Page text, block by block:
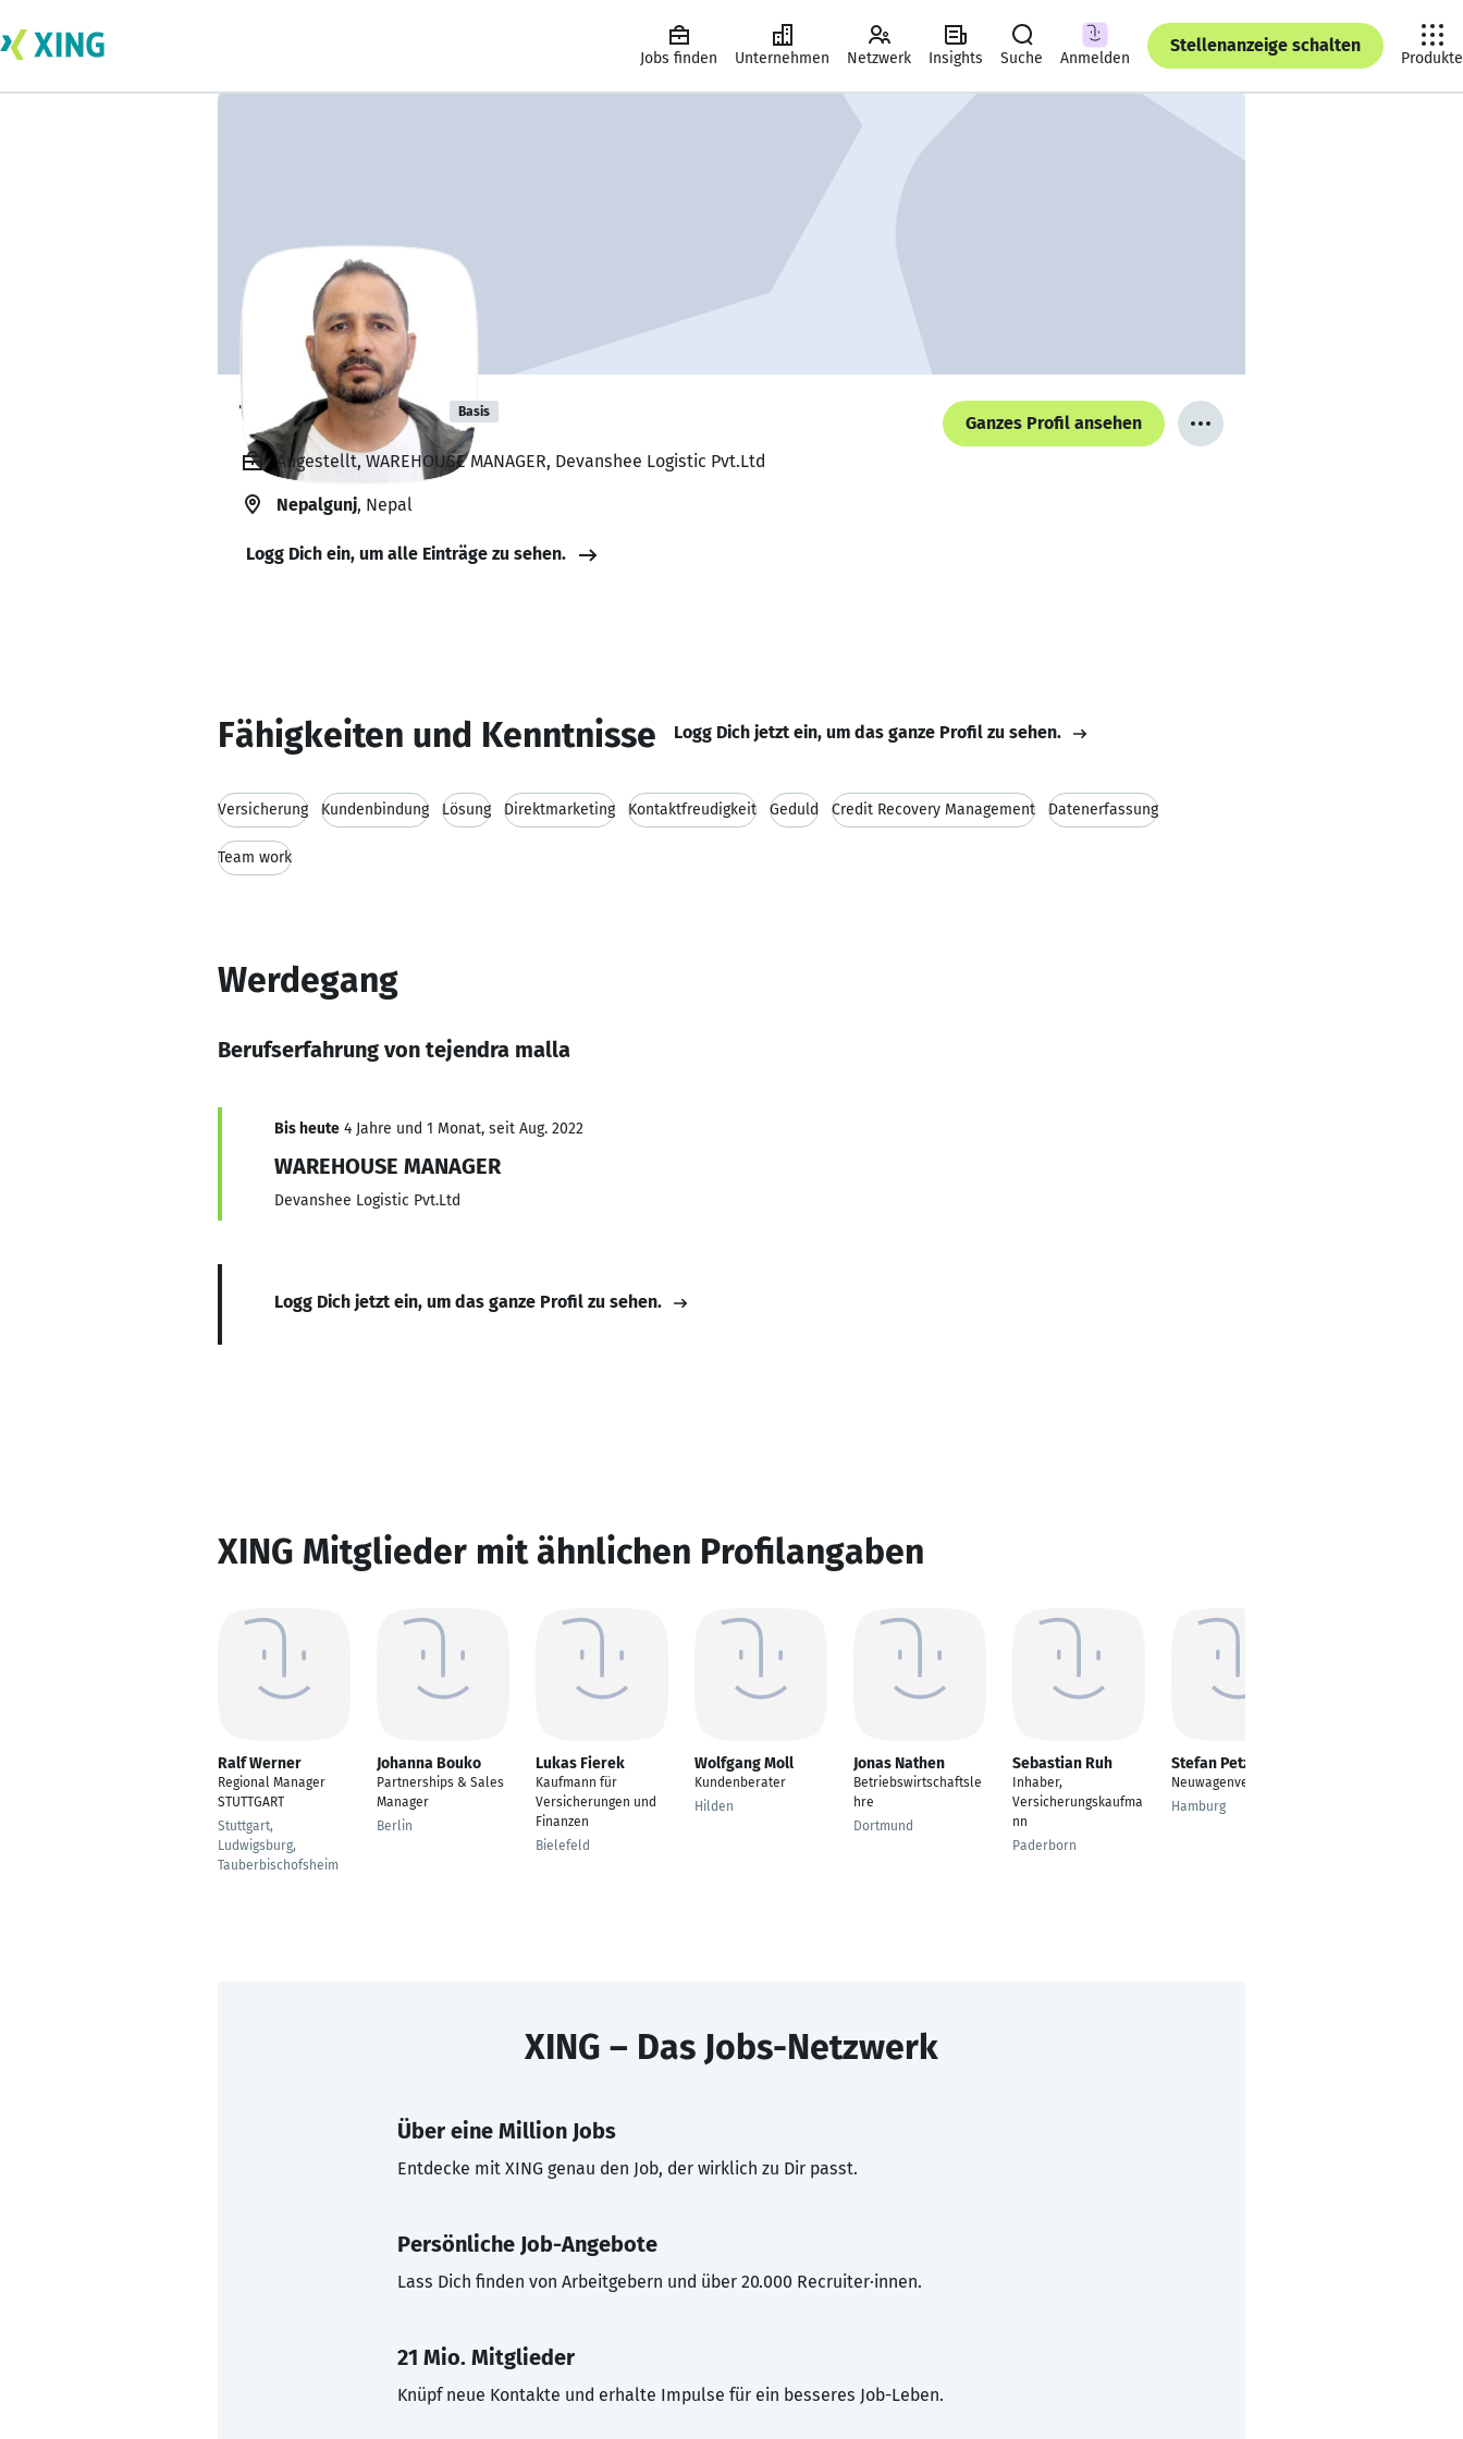
Jobs finden Unternehmen Netzwerk Insights Suche Anmelden
Stellenanzeige schalten
Produkte
tejendra malla Basis
Ganzes Profil ansehen
Angestellt, WAREHOUSE MANAGER, Devanshee Logistic Pvt.Ltd
Nepalgunj, Nepal
Logg Dich ein, um alle Einträge zu sehen.
Fähigkeiten und Kenntnisse Logg Dich jetzt ein, um das ganze Profil zu sehen.
Versicherung Kundenbindung Lösung Direktmarketing Kontaktfreudigkeit Geduld Credit Recovery Management Datenerfassung
Team work
Werdegang
Berufserfahrung von tejendra malla
Bis heute 4 Jahre und 1 Monat, seit Aug. 2022
WAREHOUSE MANAGER
Devanshee Logistic Pvt.Ltd
Logg Dich jetzt ein, um das ganze Profil zu sehen.
XING Mitglieder mit ähnlichen Profilangaben
Ralf Werner
Regional Manager
STUTTGART
Stuttgart,
Ludwigsburg,
Tauberbischofsheim
Johanna Bouko
Partnerships & Sales
Manager
Berlin
Lukas Fierek
Kaufmann für
Versicherungen und
Finanzen
Bielefeld
Wolfgang Moll
Kundenberater
Hilden
Jonas Nathen
Betriebswirtschaftsle
hre
Dortmund
Sebastian Ruh
Inhaber,
Versicherungskaufma
nn
Paderborn
Stefan Petzold
Neuwagenverkäufer
Hamburg
XING – Das Jobs-Netzwerk
Über eine Million Jobs
Entdecke mit XING genau den Job, der wirklich zu Dir passt.
Persönliche Job-Angebote
Lass Dich finden von Arbeitgebern und über 20.000 Recruiter·innen.
21 Mio. Mitglieder
Knüpf neue Kontakte und erhalte Impulse für ein besseres Job-Leben.